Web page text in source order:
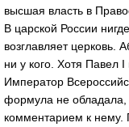
высшая власть в
В царской России
возглавляет церковь.
ни у кого. Хотя Павел
Император
формула не обладала,
комментарием к нему.